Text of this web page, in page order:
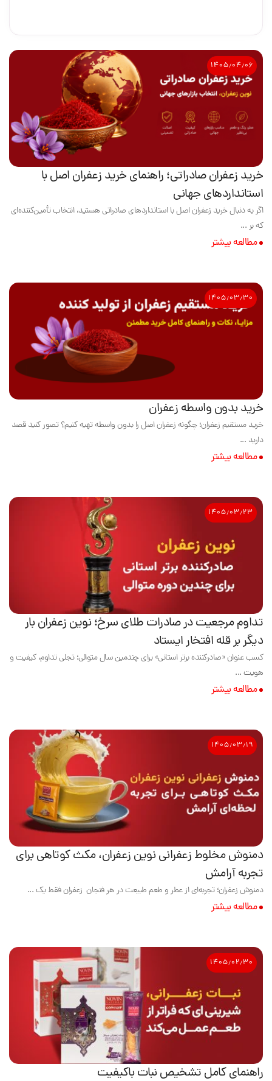
۱۴۰۵٫۰۴٫۰۶
خرید زعفران صادراتی؛ راهنمای خرید زعفران اصل با
استانداردهای جهانی
اگر به دنبال خرید زعفران اصل با استانداردهای صادراتی هستید، انتخاب تأمین‌کننده‌ای
که بر ...
مطالعه بیشتر
۱۴۰۵٫۰۳٫۳۰
خرید بدون واسطه زعفران
خرید مستقیم زعفران؛ چگونه زعفران اصل را بدون واسطه تهیه کنیم؟ تصور کنید قصد
دارید ...
مطالعه بیشتر
۱۴۰۵٫۰۳٫۲۳
تداوم مرجعیت در صادرات طلای سرخ؛ نوین زعفران بار
دیگر بر قله افتخار ایستاد
کسب عنوان «صادرکننده برتر استانی» برای چندمین سال متوالی؛ تجلی تداوم، کیفیت و
هویت ...
مطالعه بیشتر
۱۴۰۵٫۰۳٫۱۹
دمنوش مخلوط زعفرانی نوین زعفران، مکث کوتاهی برای
تجربه آرامش
دمنوش زعفران؛ تجربه‌ای از عطر و طعم طبیعت در هر فنجان زعفران فقط یک ...
مطالعه بیشتر
۱۴۰۵٫۰۲٫۳۰
راهنمای کامل تشخیص نبات باکیفیت